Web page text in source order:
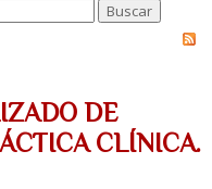
DE
CLÍNICA.